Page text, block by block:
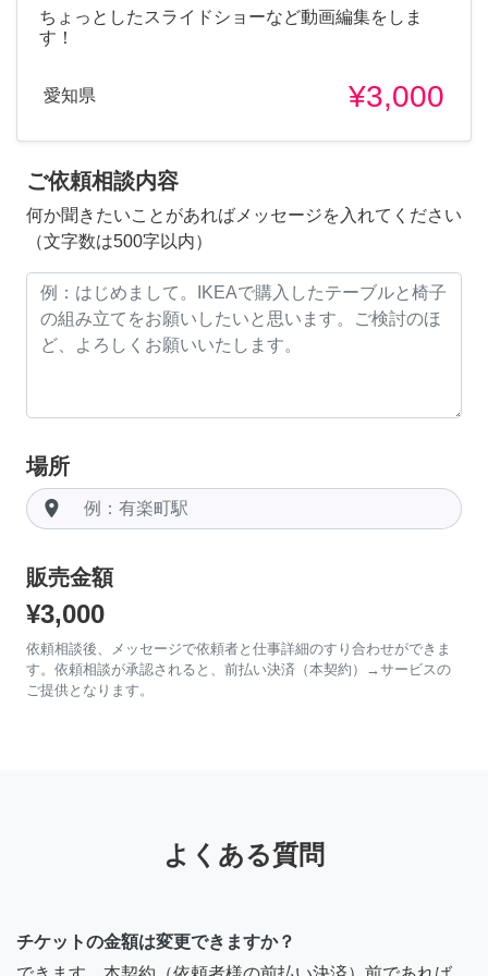
ちょっとしたスライドショーなど動画編集をしま
す！
愛知県 ¥3,000
ご依頼相談内容
何か聞きたいことがあればメッセージを入れてください
（文字数は500字以内）
場所
room
販売金額
¥3,000
依頼相談後、メッセージで依頼者と仕事詳細のすり合わせができま
す。依頼相談が承認されると、前払い決済（本契約）→サービスの
ご提供となります。
よくある質問
チケットの金額は変更できますか？